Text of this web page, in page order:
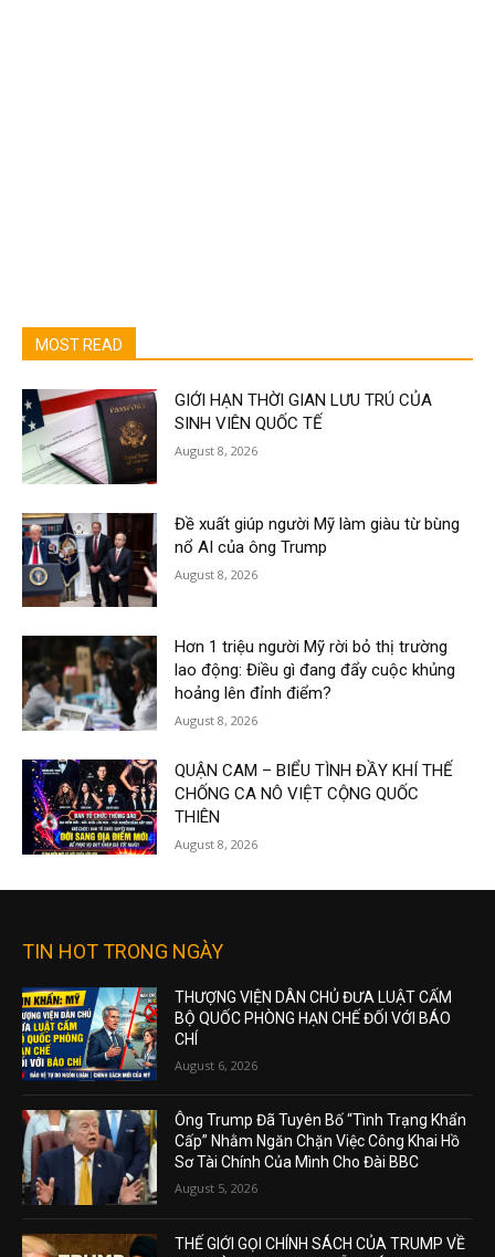
MOST READ
GIỚI HẠN THỜI GIAN LƯU TRÚ CỦA
SINH VIÊN QUỐC TẾ
August 8, 2026
Đề xuất giúp người Mỹ làm giàu từ bùng
nổ AI của ông Trump
August 8, 2026
Hơn 1 triệu người Mỹ rời bỏ thị trường
lao động: Điều gì đang đẩy cuộc khủng
hoảng lên đỉnh điểm?
August 8, 2026
QUẬN CAM – BIỂU TÌNH ĐẦY KHÍ THẾ
CHỐNG CA NÔ VIỆT CỘNG QUỐC
THIÊN
August 8, 2026
TIN HOT TRONG NGÀY
THƯỢNG VIỆN DÂN CHỦ ĐƯA LUẬT CẤM
BỘ QUỐC PHÒNG HẠN CHẾ ĐỐI VỚI BÁO
CHÍ
August 6, 2026
Ông Trump Đã Tuyên Bố “Tình Trạng Khẩn
Cấp” Nhằm Ngăn Chặn Việc Công Khai Hồ
Sơ Tài Chính Của Mình Cho Đài BBC
August 5, 2026
THẾ GIỚI GỌI CHÍNH SÁCH CỦA TRUMP VỀ